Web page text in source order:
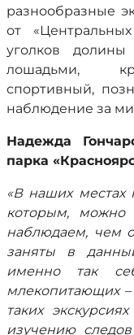
разнообразные
от
уголков
лошадьми,
спортивный,
наблюдение за
Надежда
парка
«В наших местах
которым, можно
наблюдаем, чем
заняты в
именно так
млекопитающих
таких
изучению